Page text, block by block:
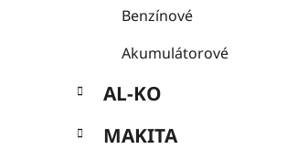
Benzínové
Akumulátorové
AL-KO
MAKITA